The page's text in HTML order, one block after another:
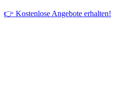
👉 Kostenlose Angebote erhalten!